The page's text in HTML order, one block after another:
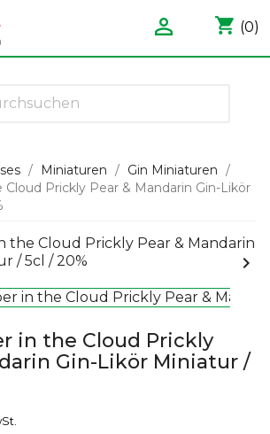
shopping_cart (0)

Miniaturen
Gin Miniaturen
Cloud Prickly Pear & Mandarin Gin-Likör

in the Cloud Prickly
Gin-Likör Miniatur /